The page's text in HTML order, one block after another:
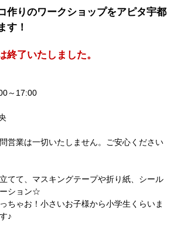
作りのワークショップをアピタ宇都
す！
終了いたしました。
～17:00
営業は一切いたしません。ご安心ください
てて、マスキングテープや折り紙、シール
ション☆
ちゃお！小さいお子様から小学生くらいま
♪